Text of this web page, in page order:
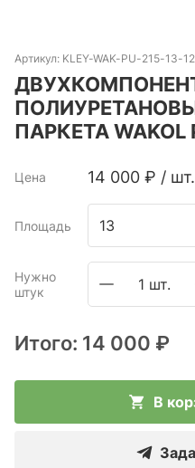
Артикул: KLEY-WAK-PU-215-13-12
ПАРКЕТА WAKOL
Цена 14 000 ₽ / шт.
Площадь
Нужно
штук
1 шт.
Итого: 14 000 ₽
В